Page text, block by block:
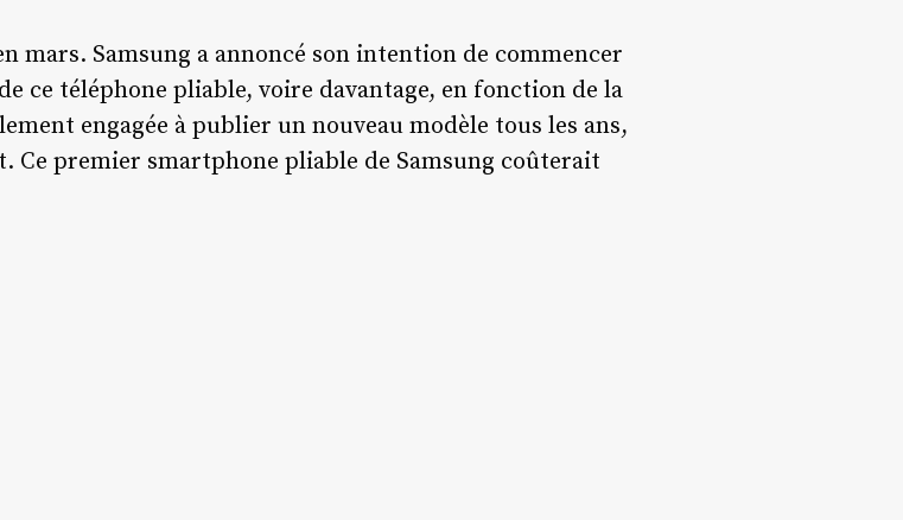
mars. Samsung a annoncé son intention de commencer
ce téléphone pliable, voire davantage, en fonction de la
engagée à publier un nouveau modèle tous les ans,
premier smartphone pliable de Samsung coûterait